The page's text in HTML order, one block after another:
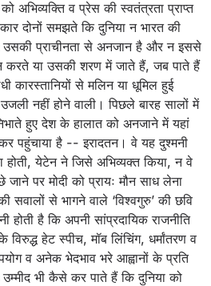
अभिव्यक्ति व प्रेस की स्वतंत्रता प्राप्त
दोनों समझते कि दुनिया न भारत की
उसकी प्राचीनता से अनजान है और न इससे
करते या उसकी शरण में जाते हैं, जब पाते हैं
कारस्तानियों से मलिन या धूमिल हुई
नहीं होने वाली। पिछले बारह सालों में
हुए देश के हालात को अनजाने में यहां
पहुंचाया है -- इरादतन। वे यह दुश्मनी
होती, येटेन ने जिसे अभिव्यक्त किया, न वे
पर मोदी को प्रायः मौन साध लेना
से भागने वाले ‘विश्वगुरु’ की छवि
होती है कि अपनी सांप्रदायिक राजनीति
हेट स्पीच, मॉब लिंचिंग, धर्मांतरण व
व अनेक भेदभाव भरे आह्वानों के प्रति
भी कैसे कर पाते हैं कि दुनिया को